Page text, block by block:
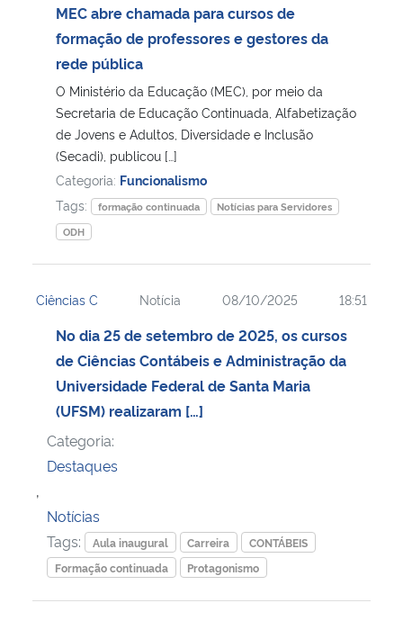
MEC abre chamada para cursos de
formação de professores e gestores da
rede pública
O Ministério da Educação (MEC), por meio da
Secretaria de Educação Continuada, Alfabetização
de Jovens e Adultos, Diversidade e Inclusão
(Secadi), publicou […]
Categoria: Funcionalismo
Tags:
formação continuada
Notícias para Servidores
ODH
Ciências C Notícia 08/10/2025 18:51
No dia 25 de setembro de 2025, os cursos
de Ciências Contábeis e Administração da
Universidade Federal de Santa Maria
(UFSM) realizaram […]
Categoria:
Destaques
,
Notícias
Tags:
Aula inaugural Carreira
CONTÁBEIS
Formação continuada
Protagonismo